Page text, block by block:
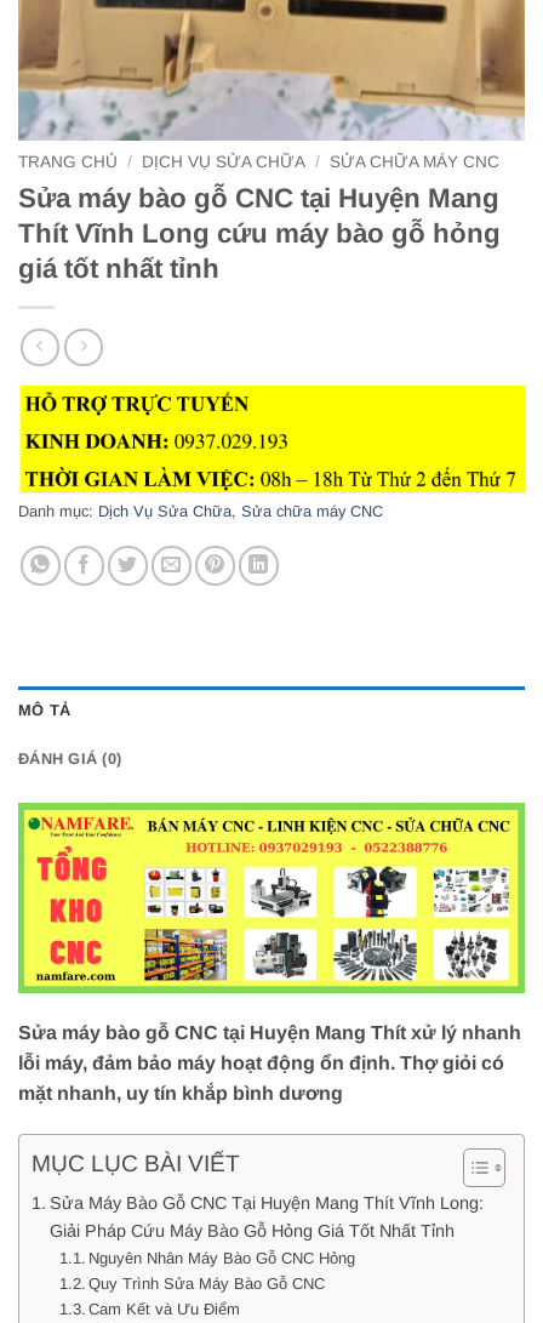
TRANG CHỦ / DỊCH VỤ SỬA CHỮA / SỬA CHỮA MÁY CNC
Sửa máy bào gỗ CNC tại Huyện Mang
Thít Vĩnh Long cứu máy bào gỗ hỏng
giá tốt nhất tỉnh
Danh mục: Dịch Vụ Sửa Chữa, Sửa chữa máy CNC
MÔ TẢ
ĐÁNH GIÁ (0)
Sửa máy bào gỗ CNC tại Huyện Mang Thít xử lý nhanh
lỗi máy, đảm bảo máy hoạt động ổn định. Thợ giỏi có
mặt nhanh, uy tín khắp bình dương
MỤC LỤC BÀI VIẾT
Sửa Máy Bào Gỗ CNC Tại Huyện Mang Thít Vĩnh Long:
Giải Pháp Cứu Máy Bào Gỗ Hỏng Giá Tốt Nhất Tỉnh
Nguyên Nhân Máy Bào Gỗ CNC Hỏng
Quy Trình Sửa Máy Bào Gỗ CNC
Cam Kết và Ưu Điểm